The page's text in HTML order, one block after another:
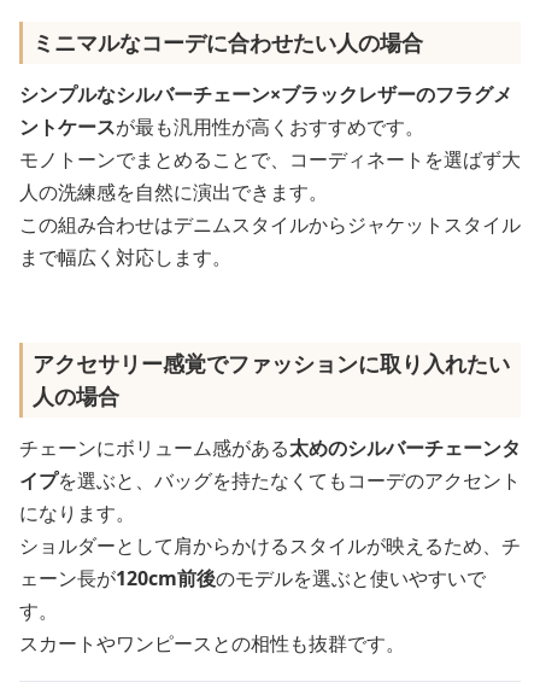
ミニマルなコーデに合わせたい人の場合
シンプルなシルバーチェーン×ブラックレザーのフラグメ
ントケースが最も汎用性が高くおすすめです。
モノトーンでまとめることで、コーディネートを選ばず大
人の洗練感を自然に演出できます。
この組み合わせはデニムスタイルからジャケットスタイル
まで幅広く対応します。
アクセサリー感覚でファッションに取り入れたい
人の場合
チェーンにボリューム感がある太めのシルバーチェーンタ
イプを選ぶと、バッグを持たなくてもコーデのアクセント
になります。
ショルダーとして肩からかけるスタイルが映えるため、チ
ェーン長が120cm前後のモデルを選ぶと使いやすいで
す。
スカートやワンピースとの相性も抜群です。